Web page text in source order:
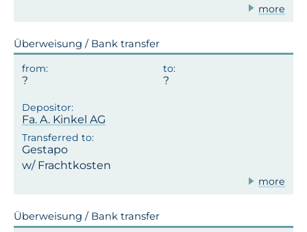
more
Überweisung / Bank transfer
Fa. A. Kinkel AG
Gestapo
w/ Frachtkosten
more
Überweisung / Bank transfer